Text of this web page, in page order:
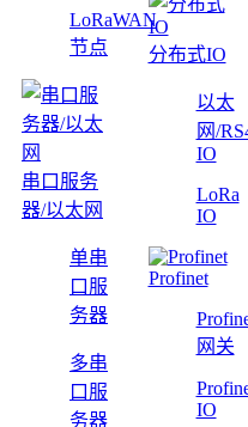
LoRaWAN
节点
串口服务
器/以太网
单串
口服
务器
多串
口服
务器
分布式IO
以太
网/
IO
LoRa
IO
Profinet
网关
IO